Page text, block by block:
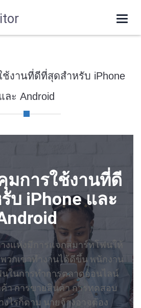
งานที่ดีที่สุดสำหรับ iPhone
ละ Android
มการใช้งานที่ดี
บ iPhone และ
งแห่งมีการแจกสมาร์ทโฟนให้
วกเขาทำงานได้ดีขึ้น พนักงาน
ในการทำการตลาดออนไลน์
า การขายสินค้า การทดสอบ
งไรก็ตาม นายจ้างอาจต้อง